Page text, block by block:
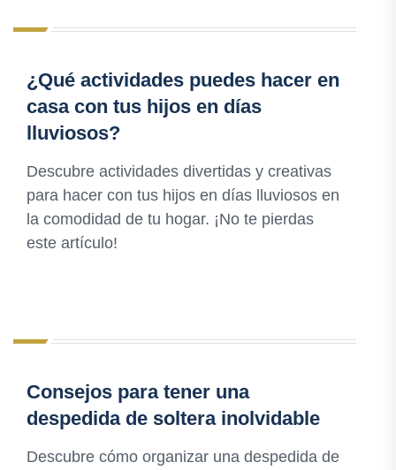
¿Qué actividades puedes hacer en
casa con tus hijos en días
lluviosos?
Descubre actividades divertidas y creativas
para hacer con tus hijos en días lluviosos en
la comodidad de tu hogar. ¡No te pierdas
este artículo!
Consejos para tener una
despedida de soltera inolvidable
Descubre cómo organizar una despedida de